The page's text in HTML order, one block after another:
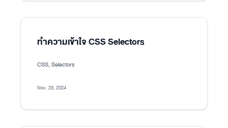
ทำความเข้าใจ CSS Selectors
CSS, Selectors
Nov. 23, 2024